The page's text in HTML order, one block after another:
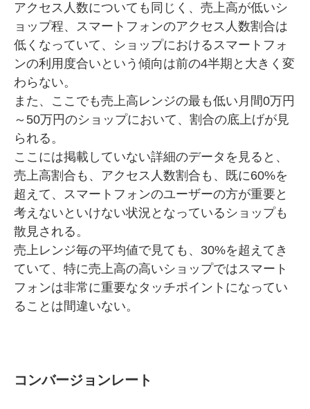
アクセス人数についても同じく、売上高が低いシ
ョップ程、スマートフォンのアクセス人数割合は
低くなっていて、ショップにおけるスマートフォ
ンの利用度合いという傾向は前の4半期と大きく変
わらない。
また、ここでも売上高レンジの最も低い月間0万円
～50万円のショップにおいて、割合の底上げが見
られる。
ここには掲載していない詳細のデータを見ると、
売上高割合も、アクセス人数割合も、既に60%を
超えて、スマートフォンのユーザーの方が重要と
考えないといけない状況となっているショップも
散見される。
売上レンジ毎の平均値で見ても、30%を超えてき
ていて、特に売上高の高いショップではスマート
フォンは非常に重要なタッチポイントになってい
ることは間違いない。
コンバージョンレート